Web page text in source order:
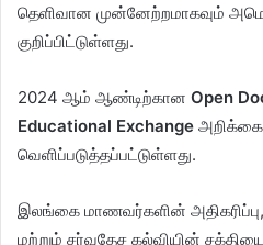
தெளிவான முன்னேற்றமாகவும்
குறிப்பிட்டுள்ளது.
2024 ஆம் ஆண்டிற்கான Open
Educational Exchange
வெளிப்படுத்தப்பட்டுள்ளது.
இலங்கை மாணவர்களின்
மற்றும் சர்வதேச கல்வியின் சக்தியை